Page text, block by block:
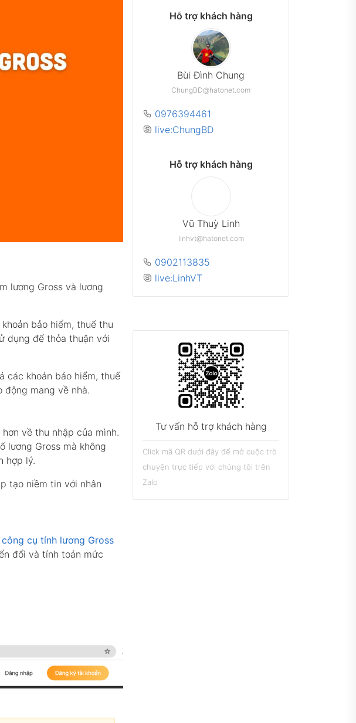
lương Gross và lương
bảo hiểm, thuế thu
dụng để thỏa thuận với
các khoản bảo hiểm, thuế
động mang về nhà.
về thu nhập của mình.
lương Gross mà không
hợp lý.
tạo niềm tin với nhân
công cụ tính lương Gross
đổi và tính toán mức
Hỗ trợ khách hàng
Bùi Đình Chung
ChungBD@hatonet.com
0976394461
live:ChungBD
Hỗ trợ khách hàng
Vũ Thuỳ Linh
linhvt@hatonet.com
0902113835
live:LinhVT